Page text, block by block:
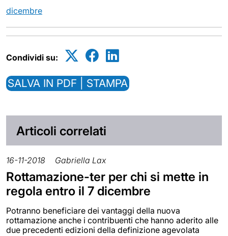
dicembre
Condividi su:
SALVA IN PDF | STAMPA
Articoli correlati
16-11-2018 Gabriella Lax
Rottamazione-ter per chi si mette in
regola entro il 7 dicembre
Potranno beneficiare dei vantaggi della nuova
rottamazione anche i contribuenti che hanno aderito alle
due precedenti edizioni della definizione agevolata